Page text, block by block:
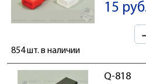
15
-
854 шт. в наличии
Q-818